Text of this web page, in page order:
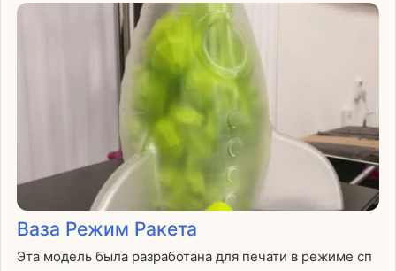
Ваза Режим Ракета
Эта модель была разработана для печати в режиме сп